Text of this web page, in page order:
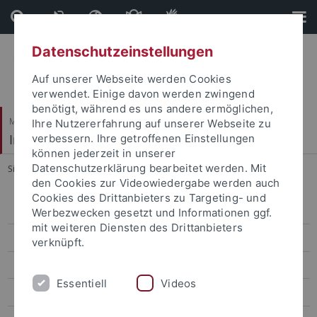
Direkt
zum
Inhalt
Direkt
zur
Fußleiste
Mathematisch-Naturwissenschaftliche Fakultät
Institut für Organische Chemie
Sie sind hier: Startseite ... Publications
AK Albert
AK Häfelinger
Fields of Research
Datenschutzeinstellungen
Auf unserer Webseite werden Cookies
verwendet. Einige davon werden zwingend
benötigt, während es uns andere ermöglichen,
Ihre Nutzererfahrung auf unserer Webseite zu
verbessern. Ihre getroffenen Einstellungen
können jederzeit in unserer
Datenschutzerklärung bearbeitet werden. Mit
den Cookies zur Videowiedergabe werden auch
Cookies des Drittanbieters zu Targeting- und
Werbezwecken gesetzt und Informationen ggf.
mit weiteren Diensten des Drittanbieters
verknüpft.
Essentiell Videos